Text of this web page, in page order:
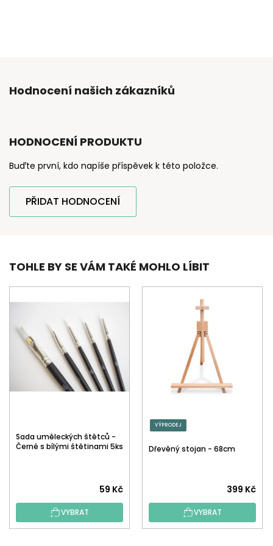
Hodnocení našich zákazníků
HODNOCENÍ PRODUKTU
Buďte první, kdo napíše příspěvek k této položce.
PŘIDAT HODNOCENÍ
TOHLE BY SE VÁM TAKÉ MOHLO LÍBIT
Sada uměleckých štětců -
Černé s bílými štětinami 5ks
59 Kč
VYBRAT
VÝPRODEJ
Dřevěný stojan - 68cm
399 Kč
VYBRAT